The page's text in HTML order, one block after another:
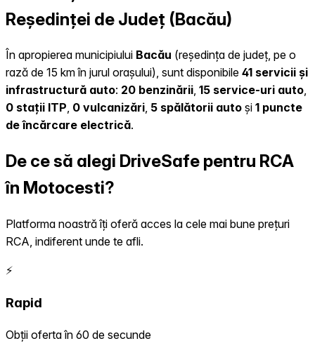
Reședinței de Județ (Bacău)
În apropierea municipiului Bacău (reședința de județ, pe o
rază de 15 km în jurul orașului), sunt disponibile 41 servicii și
infrastructură auto: 20 benzinării, 15 service-uri auto,
0 stații ITP, 0 vulcanizări, 5 spălătorii auto și 1 puncte
de încărcare electrică.
De ce să alegi DriveSafe pentru RCA
în Motocesti?
Platforma noastră îți oferă acces la cele mai bune prețuri
RCA, indiferent unde te afli.
⚡
Rapid
Obții oferta în 60 de secunde